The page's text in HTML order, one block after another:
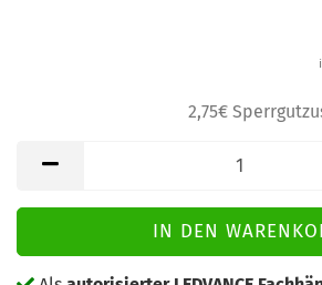
2,75€